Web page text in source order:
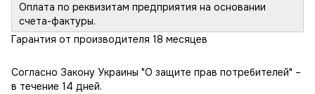
Оплата по реквизитам предприятия на основании
счета-фактуры.
Гарантия от производителя 18 месяцев
Согласно Закону Украины "О защите прав потребителей" –
в течение 14 дней.